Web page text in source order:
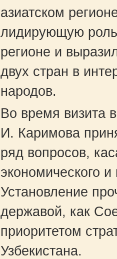
азиатском
лидирующую роль
регионе и
двух стран в
народов.
Во время визита
И. Каримова
ряд вопросов,
экономического и
Установление
державой, как
приоритетом
Узбекистана.